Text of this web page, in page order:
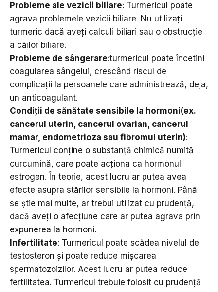
Probleme ale vezicii biliare: Turmericul poate
agrava problemele vezicii biliare. Nu utilizați
turmeric dacă aveți calculi biliari sau o obstrucție
a căilor biliare.
Probleme de sângerare:turmericul poate încetini
coagularea sângelui, crescând riscul de
complicații la persoanele care administrează, deja,
un anticoagulant.
Condiții de sănătate sensibile la hormoni(ex.
cancerul uterin, cancerul ovarian, cancerul
mamar, endometrioza sau fibromul uterin):
Turmericul conține o substanță chimică numită
curcumină, care poate acționa ca hormonul
estrogen. În teorie, acest lucru ar putea avea
efecte asupra stărilor sensibile la hormoni. Până
se știe mai multe, ar trebui utilizat cu prudență,
dacă aveți o afecțiune care ar putea agrava prin
expunerea la hormoni.
Infertilitate: Turmericul poate scădea nivelul de
testosteron și poate reduce mișcarea
spermatozoizilor. Acest lucru ar putea reduce
fertilitatea. Turmericul trebuie folosit cu prudență